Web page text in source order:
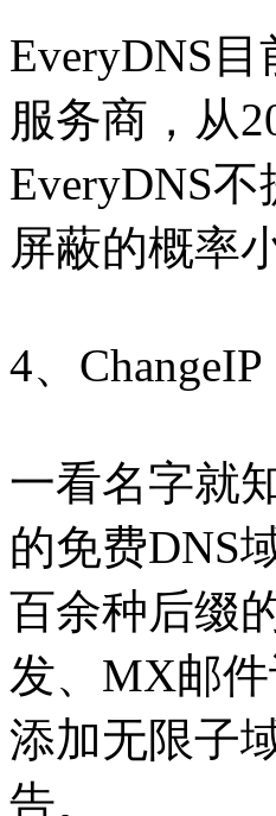
EveryDNS
服务商，从
EveryDNS
屏蔽的概率
4、
一看名字就
的免费DNS
百余种后缀
发、MX邮
添加无限子
告。